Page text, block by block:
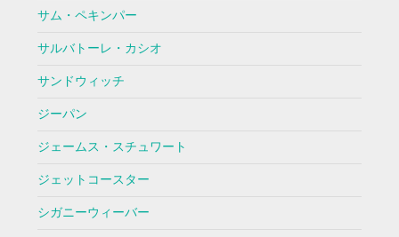
サム・ペキンパー
サルバトーレ・カシオ
サンドウィッチ
ジーパン
ジェームス・スチュワート
ジェットコースター
シガニーウィーバー